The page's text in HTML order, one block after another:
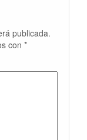
publicada.
con *